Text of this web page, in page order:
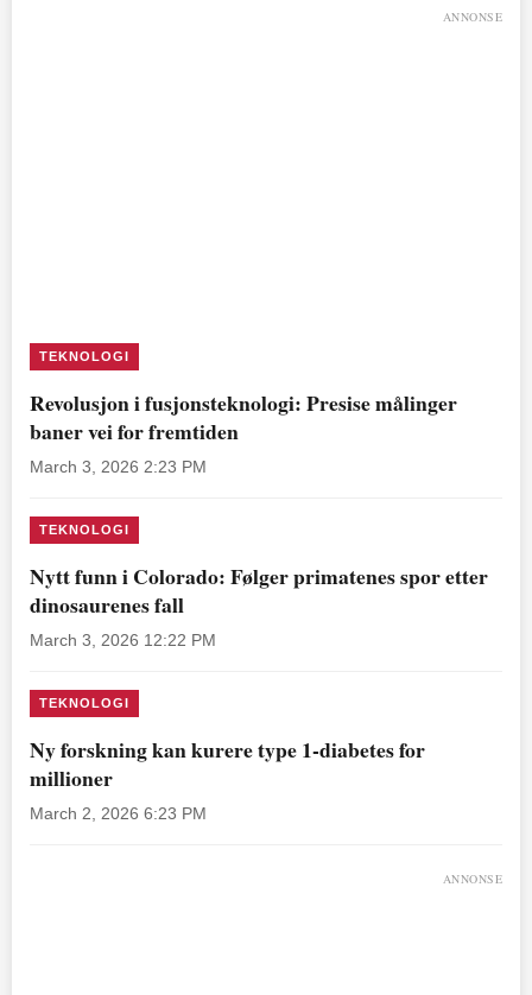
ANNONSE
TEKNOLOGI
Revolusjon i fusjonsteknologi: Presise målinger
baner vei for fremtiden
March 3, 2026 2:23 PM
TEKNOLOGI
Nytt funn i Colorado: Følger primatenes spor etter
dinosaurenes fall
March 3, 2026 12:22 PM
TEKNOLOGI
Ny forskning kan kurere type 1-diabetes for
millioner
March 2, 2026 6:23 PM
ANNONSE